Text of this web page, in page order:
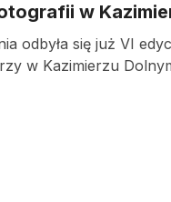
w
odbyła się już VI
w Kazimierzu